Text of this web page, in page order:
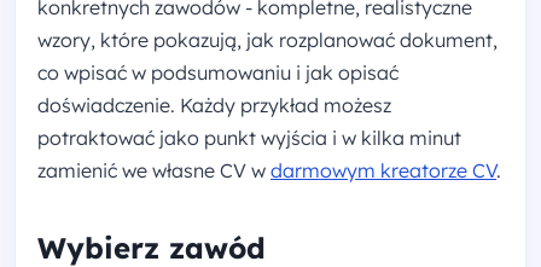
konkretnych zawodów - kompletne, realistyczne
wzory, które pokazują, jak rozplanować dokument,
co wpisać w podsumowaniu i jak opisać
doświadczenie. Każdy przykład możesz
potraktować jako punkt wyjścia i w kilka minut
zamienić we własne CV w darmowym kreatorze CV.
Wybierz zawód